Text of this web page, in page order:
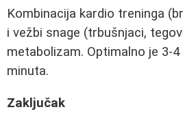
Kombinacija kardio treninga
i vežbi snage (trbušnjaci,
metabolizam. Optimalno je 3-
minuta.
Zaključak